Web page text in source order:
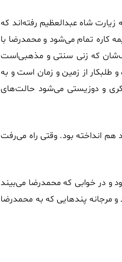
زیارت شاه عبدالعظیم رفته‌اند که
کاره تمام می‌شود و محمد‌رضا با
که زنی سنتی و مذهبی‌است
طلبکار از زمین و زمان است و به
و دو‌زیستی می‌شود حالت‌های
انداخته بود. وقتی راه می‌رفت
و در خوابی که محمد‌رضا می‌بیند
و مرجانه پندهایی که به محمد‌رضا